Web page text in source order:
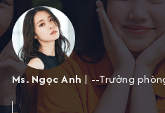
Ms. Ngọc Anh| --Trưởng